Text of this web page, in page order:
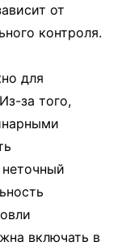
от
контроля.
для
за того,
включать в